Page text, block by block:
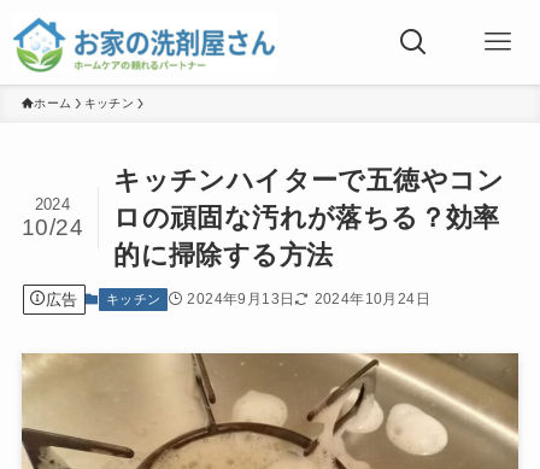
ホーム キッチン
キッチンハイターで五徳やコン
ロの頑固な汚れが落ちる？効率
的に掃除する方法
2024
10/24
広告 キッチン 2024年9月13日 2024年10月24日